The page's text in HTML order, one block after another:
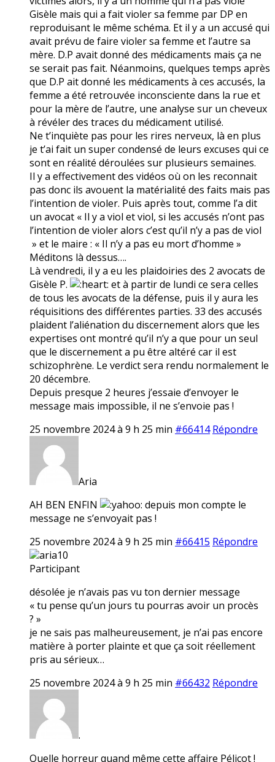
Gisèle mais qui a fait violer sa femme par DP en
reproduisant le même schéma. Et il y a un accusé qui
avait prévu de faire violer sa femme et l’autre sa
mère. D.P avait donné des médicaments mais ça ne
se serait pas fait. Néanmoins, quelques temps après
que D.P ait donné les médicaments à ces accusés, la
femme a été retrouvée inconsciente dans la rue et
pour la mère de l’autre, une analyse sur un cheveux
à révéler des traces du médicament utilisé.
Ne t’inquiète pas pour les rires nerveux, là en plus
je t’ai fait un super condensé de leurs excuses qui ce
sont en réalité déroulées sur plusieurs semaines.
Il y a effectivement des vidéos où on les reconnait
pas donc ils avouent la matérialité des faits mais pas
l’intention de violer. Puis après tout, comme l’a dit
un avocat « Il y a viol et viol, si les accusés n’ont pas
l’intention de violer alors c’est qu’il n’y a pas de viol
» et le maire : « Il n’y a pas eu mort d’homme »
Méditons là dessus….
Là vendredi, il y a eu les plaidoiries des 2 avocats de
Gisèle P.
et à partir de lundi ce sera celles
de tous les avocats de la défense, puis il y aura les
réquisitions des différentes parties. 33 des accusés
plaident l’aliénation du discernement alors que les
expertises ont montré qu’il n’y a que pour un seul
que le discernement a pu être altéré car il est
schizophrène. Le verdict sera rendu normalement le
20 décembre.
Depuis presque 2 heures j’essaie d’envoyer le
message mais impossible, il ne s’envoie pas !
25 novembre 2024 à 9 h 25 min #66414 Répondre
Aria
AH BEN ENFIN
depuis mon compte le
message ne s’envoyait pas !
25 novembre 2024 à 9 h 25 min #66415 Répondre
aria10
Participant
désolée je n’avais pas vu ton dernier message
« tu pense qu’un jours tu pourras avoir un procès
? »
je ne sais pas malheureusement, je n’ai pas encore
matière à porter plainte et que ça soit réellement
pris au sérieux…
25 novembre 2024 à 9 h 25 min #66432 Répondre
.
Quelle horreur quand même cette affaire Pélicot !